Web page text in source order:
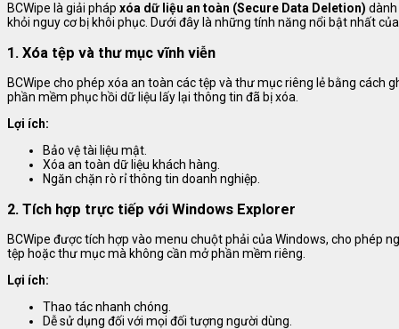
BCWipe là giải pháp xóa dữ liệu an toàn (Secure Data Deletion) dành
khỏi nguy cơ bị khôi phục. Dưới đây là những tính năng nổi bật nhất
1. Xóa tệp và thư mục vĩnh viễn
BCWipe cho phép xóa an toàn các tệp và thư mục riêng lẻ bằng cách
phần mềm phục hồi dữ liệu lấy lại thông tin đã bị xóa.
Lợi ích:
Bảo vệ tài liệu mật.
Xóa an toàn dữ liệu khách hàng.
Ngăn chặn rò rỉ thông tin doanh nghiệp.
2. Tích hợp trực tiếp với Windows Explorer
BCWipe được tích hợp vào menu chuột phải của Windows, cho phép
tệp hoặc thư mục mà không cần mở phần mềm riêng.
Lợi ích:
Thao tác nhanh chóng.
Dễ sử dụng đối với mọi đối tượng người dùng.